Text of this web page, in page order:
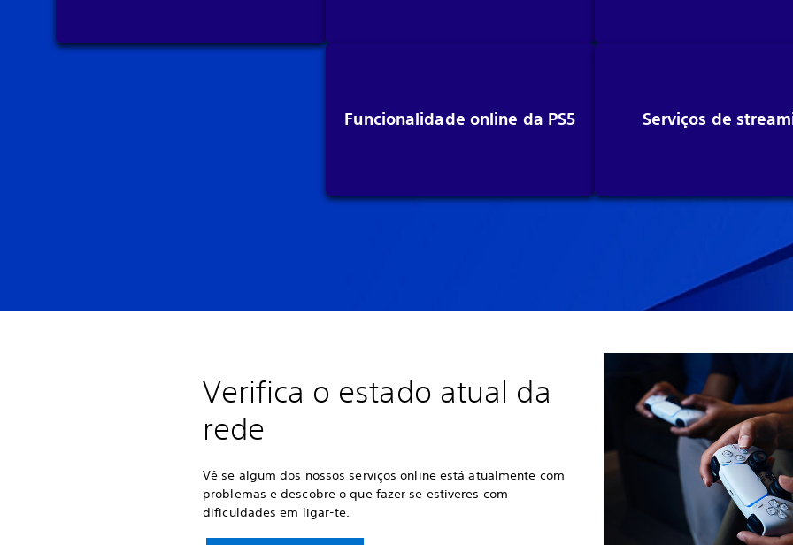
Funcionalidade online da PS5 Serviços de
Verifica o estado atual da
rede
Vê se algum dos nossos serviços online está atualmente com
problemas e descobre o que fazer se estiveres com
dificuldades em ligar-te.